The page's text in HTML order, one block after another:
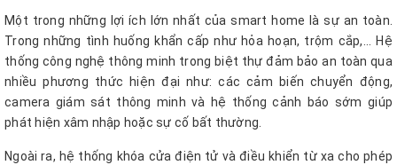
Một trong những lợi ích lớn nhất của smart home là sự an toàn.
Trong những tình huống khẩn cấp như hỏa hoạn, trộm cắp,... Hệ
thống công nghệ thông minh trong biệt thự đảm bảo an toàn qua
nhiều phương thức hiện đại như: các cảm biến chuyển động,
camera giám sát thông minh và hệ thống cảnh báo sớm giúp
phát hiện xâm nhập hoặc sự cố bất thường.
Ngoài ra, hệ thống khóa cửa điện tử và điều khiển từ xa cho phép